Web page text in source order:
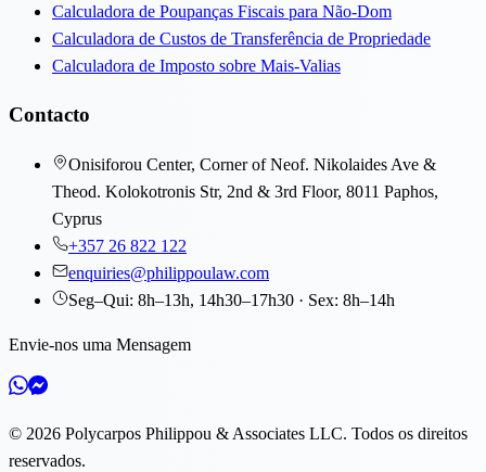
Calculadora de Poupanças Fiscais para Não-Dom
Calculadora de Custos de Transferência de Propriedade
Calculadora de Imposto sobre Mais-Valias
Contacto
Onisiforou Center, Corner of Neof. Nikolaides Ave &
Theod. Kolokotronis Str, 2nd & 3rd Floor, 8011 Paphos,
Cyprus
+357 26 822 122
enquiries@philippoulaw.com
Seg–Qui: 8h–13h, 14h30–17h30 · Sex: 8h–14h
Envie-nos uma Mensagem
© 2026 Polycarpos Philippou & Associates LLC. Todos os direitos
reservados.